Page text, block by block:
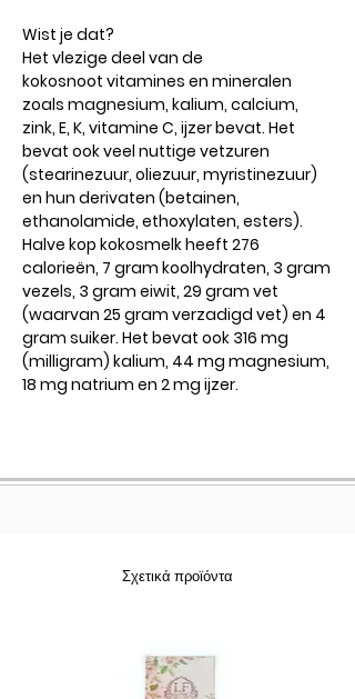
Wist je dat?
Het vlezige deel van de
kokosnoot vitamines en mineralen
zoals magnesium, kalium, calcium,
zink, E, K, vitamine C, ijzer bevat. Het
bevat ook veel nuttige vetzuren
(stearinezuur, oliezuur, myristinezuur)
en hun derivaten (betainen,
ethanolamide, ethoxylaten, esters).
Halve kop kokosmelk heeft 276
calorieën, 7 gram koolhydraten, 3 gram
vezels, 3 gram eiwit, 29 gram vet
(waarvan 25 gram verzadigd vet) en 4
gram suiker. Het bevat ook 316 mg
(milligram) kalium, 44 mg magnesium,
18 mg natrium en 2 mg ijzer.
Σχετικά προϊόντα